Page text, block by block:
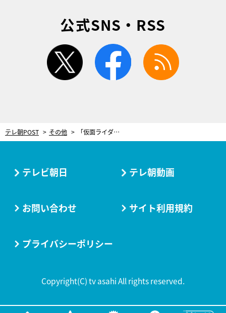
公式SNS・RSS
twitter facebook
テレ朝POST その他 「仮面ライダーアマゾン」岡崎徹、全国版TVに42年ぶり奇跡の出演！
テレビ朝日 テレ朝動画
お問い合わせ サイト利用規約
プライバシーポリシー
Copyright(C) tv asahi All rights reserved.